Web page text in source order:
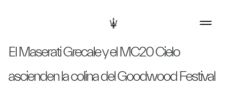
El Maserati Grecale y el MC20 Cielo
ascienden la colina del Goodwood Festival